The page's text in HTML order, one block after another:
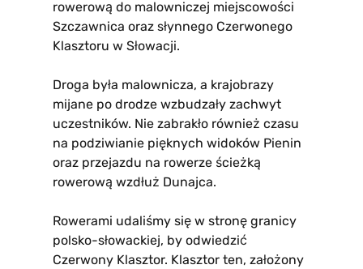
rowerową do malowniczej miejscowości
Szczawnica oraz słynnego Czerwonego
Klasztoru w Słowacji.
Droga była malownicza, a krajobrazy
mijane po drodze wzbudzały zachwyt
uczestników. Nie zabrakło również czasu
na podziwianie pięknych widoków Pienin
oraz przejazdu na rowerze ścieżką
rowerową wzdłuż Dunajca.
Rowerami udaliśmy się w stronę granicy
polsko-słowackiej, by odwiedzić
Czerwony Klasztor. Klasztor ten, założony